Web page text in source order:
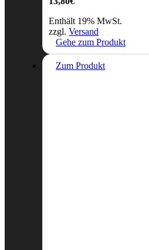
Enthält 19% MwSt.
zzgl. Versand
Gehe zum Produkt
Zum Produkt